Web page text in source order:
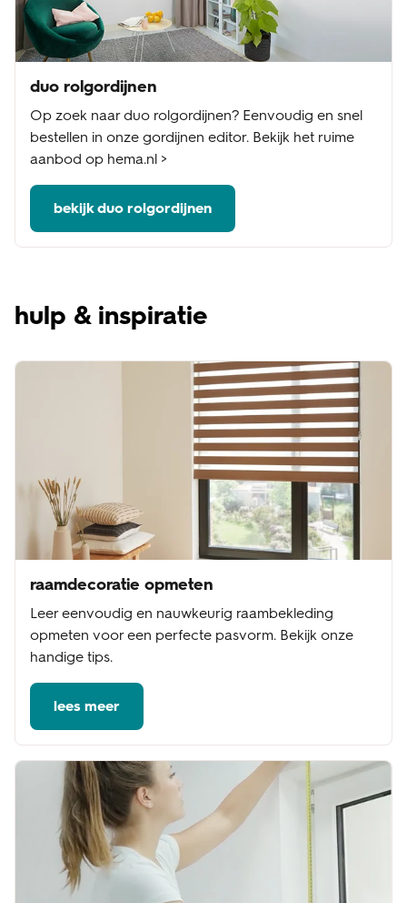
duo rolgordijnen
Op zoek naar duo rolgordijnen? Eenvoudig en snel
bestellen in onze gordijnen editor. Bekijk het ruime
aanbod op hema.nl >
bekijk duo rolgordijnen
hulp & inspiratie
raamdecoratie opmeten
Leer eenvoudig en nauwkeurig raambekleding
opmeten voor een perfecte pasvorm. Bekijk onze
handige tips.
lees meer